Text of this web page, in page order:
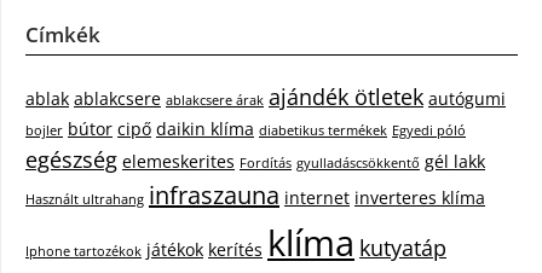
Címkék
ablak ablakcsere ablakcsere árak ajándék ötletek autógumi
bojler bútor cipő daikin klíma diabetikus termékek Egyedi póló
egészség elemeskerites Fordítás gyulladáscsökkentő gél lakk
Használt ultrahang infraszauna internet inverteres klíma
Iphone tartozékok játékok kerítés klíma kutyatáp